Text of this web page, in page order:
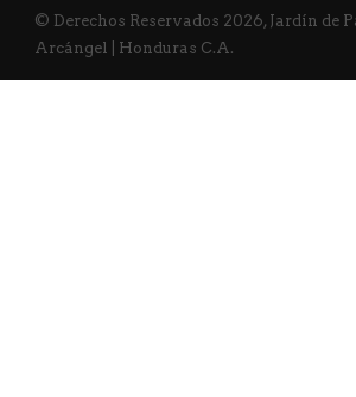
© Derechos Reservados 2026, Jardín de
Arcángel | Honduras C.A.